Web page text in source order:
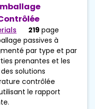
219 page
passives à
par type et par
prenantes et les
solutions
contrôlée
le rapport